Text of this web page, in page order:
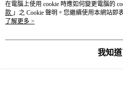
在電腦上使用 cookie 時應如何變更電腦的
款 」之 Cookie 聲明。您繼續使用本網站
之 Cookie 聲明使用 cookie。
了解更多 >
我知